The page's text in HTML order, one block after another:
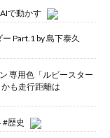
で動かす
Part.1 by 島下泰久
専用色「ルビースター
も走行距離は
#歴史